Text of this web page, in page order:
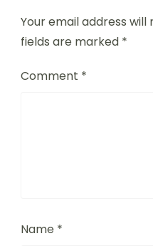
Your email address will
fields are marked *
Comment *
Name *